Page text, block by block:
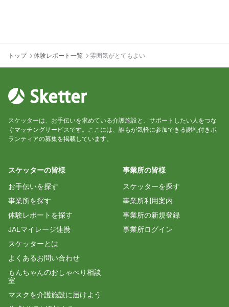
トップ 体験レポート一覧 雰囲気がとてもよい
スケッターは、お手伝いを求めている介護施設と、サポートしたい人をつな
ぐマッチングサービスです。ここには、誰もが気軽に参加できる謝礼付きボ
ランティアの募集を掲載しています。
スケッターの皆様
お手伝いを探す
事業所を探す
体験レポートを探す
JALマイレージ連携
スケッターとは
よくあるお問い合わせ
もんちゃんのおしゃべり相談
室
マスクを介護施設に届けよう
事業所の皆様
スケッターを探す
事業所利用案内
事業所の新規登録
事業所ログイン